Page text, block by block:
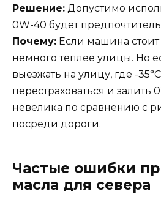
Решение: Допустимо
0W-40 будет
Почему: Если машина стоит
немного теплее улицы. Но
выезжать на улицу, где -
перестраховаться и залить
невелика по сравнению с
посреди дороги.
Частые ошибки
масла для севера